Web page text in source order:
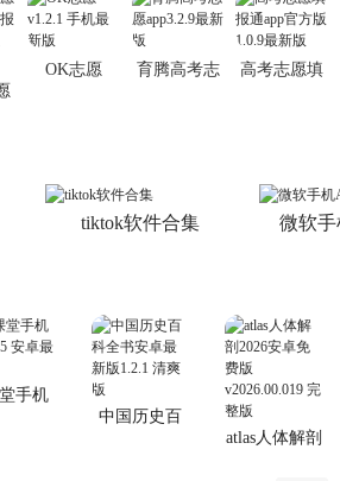
家APP2.1.9
最新版
版
2.0.29 手机
最新版
OK志愿
育腾高考志
高考志愿填
tiktok软件合集 微软手
手机
中国历史百
atlas人体解剖